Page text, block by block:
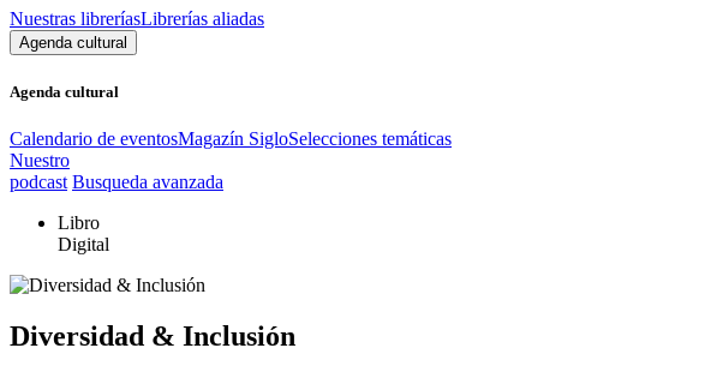
Nuestras libreríasLibrerías aliadas
Agenda cultural
Agenda cultural
Calendario de eventosMagazín SigloSelecciones temáticas
Nuestro
podcast Busqueda avanzada
Libro
Digital
Diversidad & Inclusión